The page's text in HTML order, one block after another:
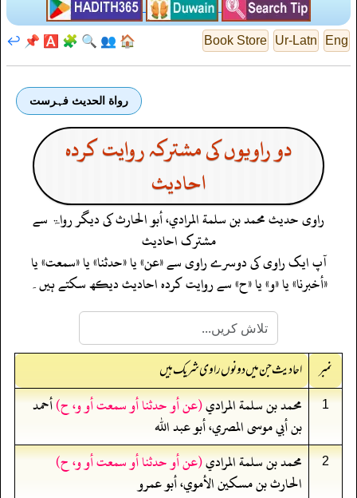
Eng
Ur-Latn
Book Store
🏠
👥
🔍
🧩
🅰️
📌
↩️
رواة الحديث فہرست
دو راویوں کی مشترکہ روایت کردہ
احادیث
راوی حدیثمحمد بن سلمة المرادي، أبو الحارثکی دیگر رواۃ سے
مشترک احادیث
آپ ایک راوی کی دوسرے راوی سے «عن» یا «حدثنا» یا «سمعت» یا
«أخبرنا» یا «و» یا «ح» سے روایت کردہ احادیث دیکھ سکتے ہیں۔
نمبر احادیث جن میں دونوں راوی شریک ہیں
1 محمد بن سلمة المرادي(عن أو حدثنا أو سمعت أو و، ح)أحمد
بن أبي موسى المصري، أبو عبد الله
2 محمد بن سلمة المرادي(عن أو حدثنا أو سمعت أو و، ح)
الحارث بن مسكين الأموي، أبو عمرو